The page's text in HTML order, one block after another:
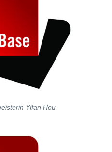
Yifan Hou